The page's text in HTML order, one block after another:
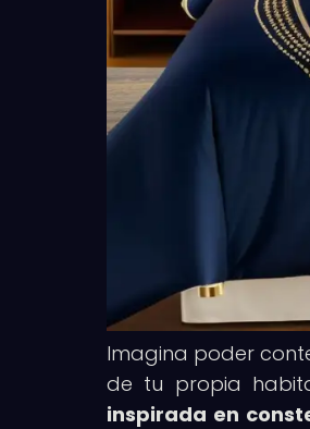
Imagina poder
de tu propia
inspirada en